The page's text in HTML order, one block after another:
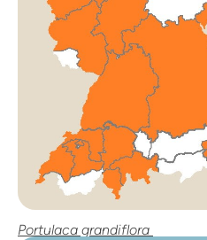
Portulaca grandiflora